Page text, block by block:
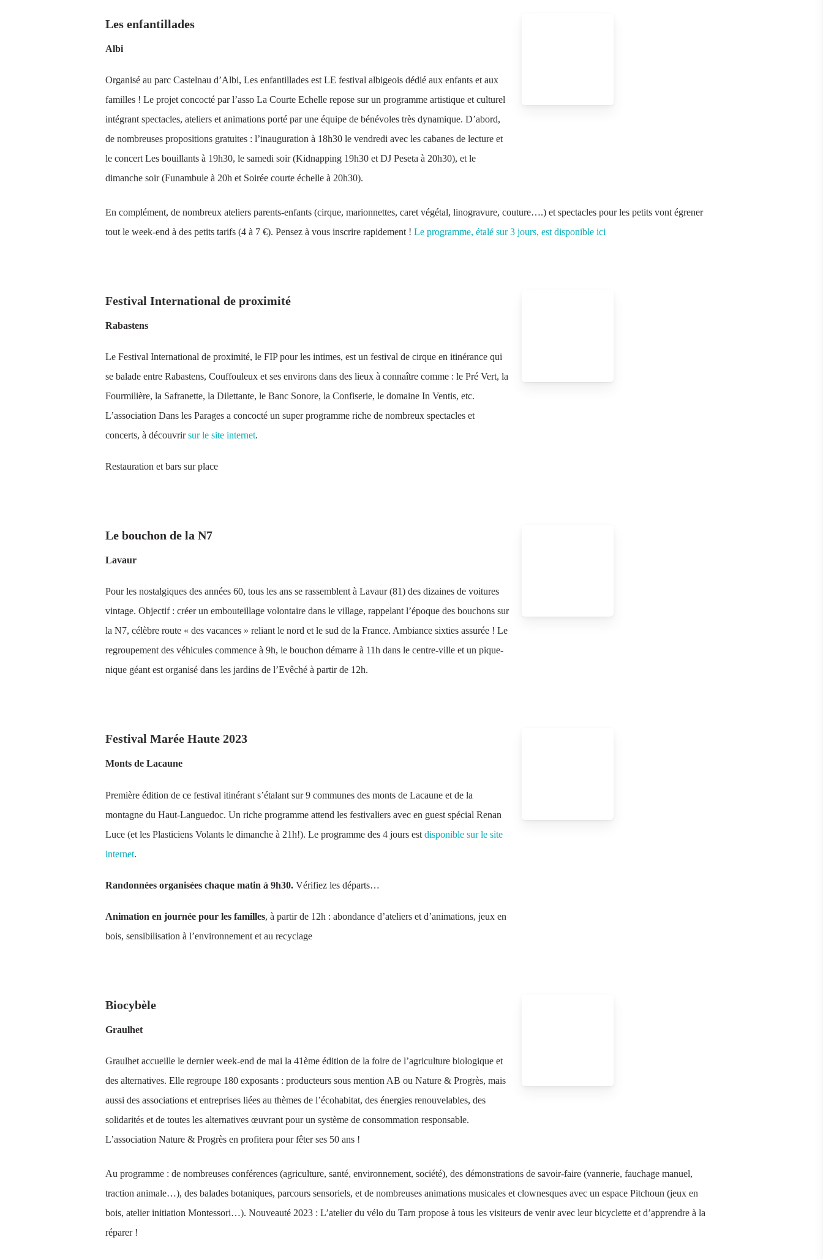
Les enfantillades
Albi
Organisé au parc Castelnau d’Albi, Les enfantillades est LE festival albigeois dédié aux enfants et aux
familles ! Le projet concocté par l’asso La Courte Echelle repose sur un programme artistique et culturel
intégrant spectacles, ateliers et animations porté par une équipe de bénévoles très dynamique. D’abord,
de nombreuses propositions gratuites : l’inauguration à 18h30 le vendredi avec les cabanes de lecture et
le concert Les bouillants à 19h30, le samedi soir (Kidnapping 19h30 et DJ Peseta à 20h30), et le
dimanche soir (Funambule à 20h et Soirée courte échelle à 20h30).
En complément, de nombreux ateliers parents-enfants (cirque, marionnettes, caret végétal, linogravure, couture….) et spectacles pour les petits vont égrener
tout le week-end à des petits tarifs (4 à 7 €). Pensez à vous inscrire rapidement !Le programme, étalé sur 3 jours, est disponible ici
Festival International de proximité
Rabastens
Le Festival International de proximité, le FIP pour les intimes, est un festival de cirque en itinérance qui
se balade entre Rabastens, Couffouleux et ses environs dans des lieux à connaître comme : le Pré Vert, la
Fourmilière, la Safranette, la Dilettante, le Banc Sonore, la Confiserie, le domaine In Ventis, etc.
L’association Dans les Parages a concocté un super programme riche de nombreux spectacles et
concerts, à découvrirsur le site internet.
Restauration et bars sur place
Le bouchon de la N7
Lavaur
Pour les nostalgiques des années 60, tous les ans se rassemblent à Lavaur (81) des dizaines de voitures
vintage. Objectif : créer un embouteillage volontaire dans le village, rappelant l’époque des bouchons sur
la N7, célèbre route « des vacances » reliant le nord et le sud de la France. Ambiance sixties assurée ! Le
regroupement des véhicules commence à 9h, le bouchon démarre à 11h dans le centre-ville et un pique-
nique géant est organisé dans les jardins de l’Evêché à partir de 12h.
Festival Marée Haute 2023
Monts de Lacaune
Première édition de ce festival itinérant s’étalant sur 9 communes des monts de Lacaune et de la
montagne du Haut-Languedoc. Un riche programme attend les festivaliers avec en guest spécial Renan
Luce (et les Plasticiens Volants le dimanche à 21h!). Le programme des 4 jours estdisponible sur le site
internet.
Randonnées organisées chaque matin à 9h30.Vérifiez les départs…
Animation en journée pour les familles, à partir de 12h : abondance d’ateliers et d’animations, jeux en
bois, sensibilisation à l’environnement et au recyclage
Biocybèle
Graulhet
Graulhet accueille le dernier week-end de mai la 41ème édition de la foire de l’agriculture biologique et
des alternatives. Elle regroupe 180 exposants : producteurs sous mention AB ou Nature & Progrès, mais
aussi des associations et entreprises liées au thèmes de l’écohabitat, des énergies renouvelables, des
solidarités et de toutes les alternatives œuvrant pour un système de consommation responsable.
L’association Nature & Progrès en profitera pour fêter ses 50 ans !
Au programme : de nombreuses conférences (agriculture, santé, environnement, société), des démonstrations de savoir-faire (vannerie, fauchage manuel,
traction animale…), des balades botaniques, parcours sensoriels, et de nombreuses animations musicales et clownesques avec un espace Pitchoun (jeux en
bois, atelier initiation Montessori…). Nouveauté 2023 : L’atelier du vélo du Tarn propose à tous les visiteurs de venir avec leur bicyclette et d’apprendre à la
réparer !